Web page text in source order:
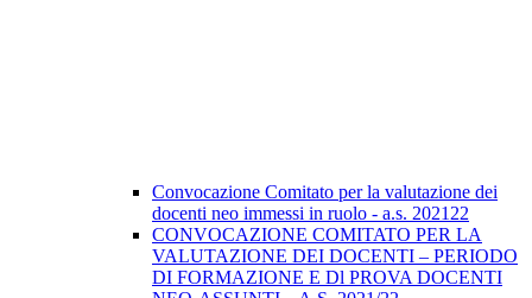
Convocazione Comitato per la valutazione dei
docenti neo immessi in ruolo - a.s. 202122
CONVOCAZIONE COMITATO PER LA
VALUTAZIONE DEI DOCENTI – PERIODO
DI FORMAZIONE E Dl PROVA DOCENTI